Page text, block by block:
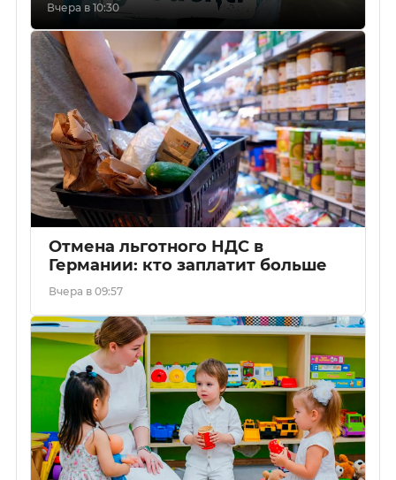
Вчера в 10:30
Отмена льготного НДС в
Германии: кто заплатит больше
Вчера в 09:57